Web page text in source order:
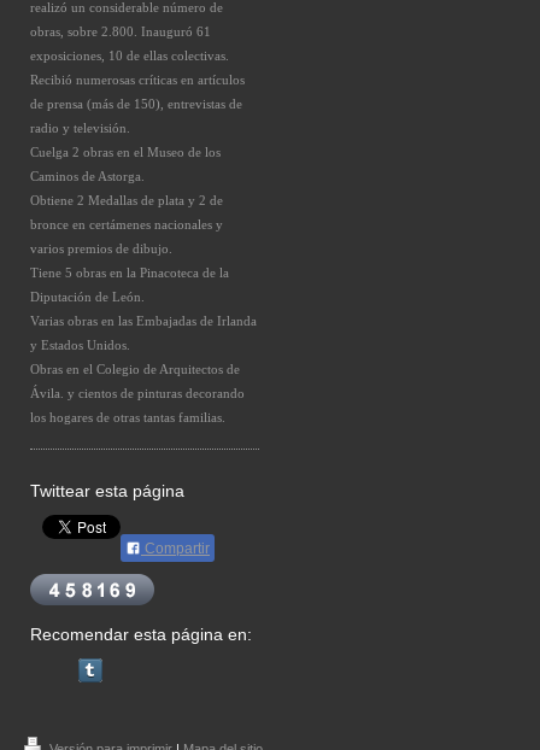
realizó un considerable número de
obras, sobre 2.800. Inauguró 61
exposiciones, 10 de ellas colectivas.
Recibió numerosas críticas en artículos
de prensa (más de 150), entrevistas de
radio y televisión.
Cuelga 2 obras en el Museo de los
Caminos de Astorga.
Obtiene 2 Medallas de plata y 2 de
bronce en certámenes nacionales y
varios premios de dibujo.
Tiene 5 obras en la Pinacoteca de la
Diputación de León.
Varias obras en las Embajadas de Irlanda
y Estados Unidos.
Obras en el Colegio de Arquitectos de
Ávila. y cientos de pinturas decorando
los hogares de otras tantas familias.
Twittear esta página
Compartir
Recomendar esta página en: